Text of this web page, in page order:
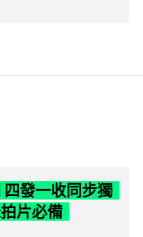
發一收同步獨
片必備